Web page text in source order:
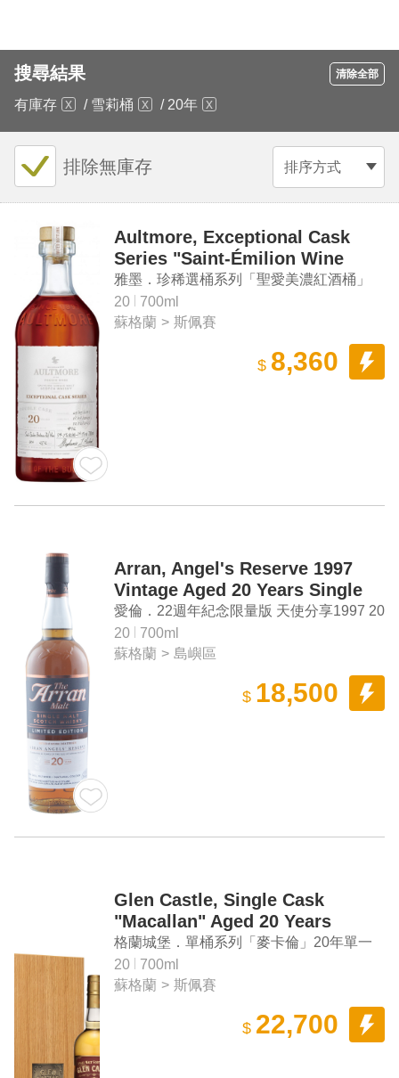
搜尋結果 清除全部
有庫存 / 雪莉桶 / 20年
排序方式
排除無庫存
Aultmore, Exceptional Cask
Series "Saint-Émilion Wine
Cask" Aged 20 Years Speyside
Single Malt Scotch Whisky
雅墨．珍稀選桶系列「聖愛美濃紅酒桶」
20年斯佩賽單一麥芽蘇格蘭威士忌
20
700ml
蘇格蘭 > 斯佩賽
$ 8,360
Arran, Angel's Reserve 1997
Vintage Aged 20 Years Single
Malt Scotch Whisky
愛倫．22週年紀念限量版 天使分享1997 20
年單桶單一麥芽蘇格蘭威士忌
20
700ml
蘇格蘭 > 島嶼區
$ 18,500
Glen Castle, Single Cask
"Macallan" Aged 20 Years
Single Malt Scotch Whisky
格蘭城堡．單桶系列「麥卡倫」20年單一
麥芽蘇格蘭威士忌
20
700ml
蘇格蘭 > 斯佩賽
$ 22,700